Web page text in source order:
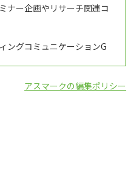
ナー企画やリサーチ関連コ
グコミュニケーションG
アスマークの編集ポリシー